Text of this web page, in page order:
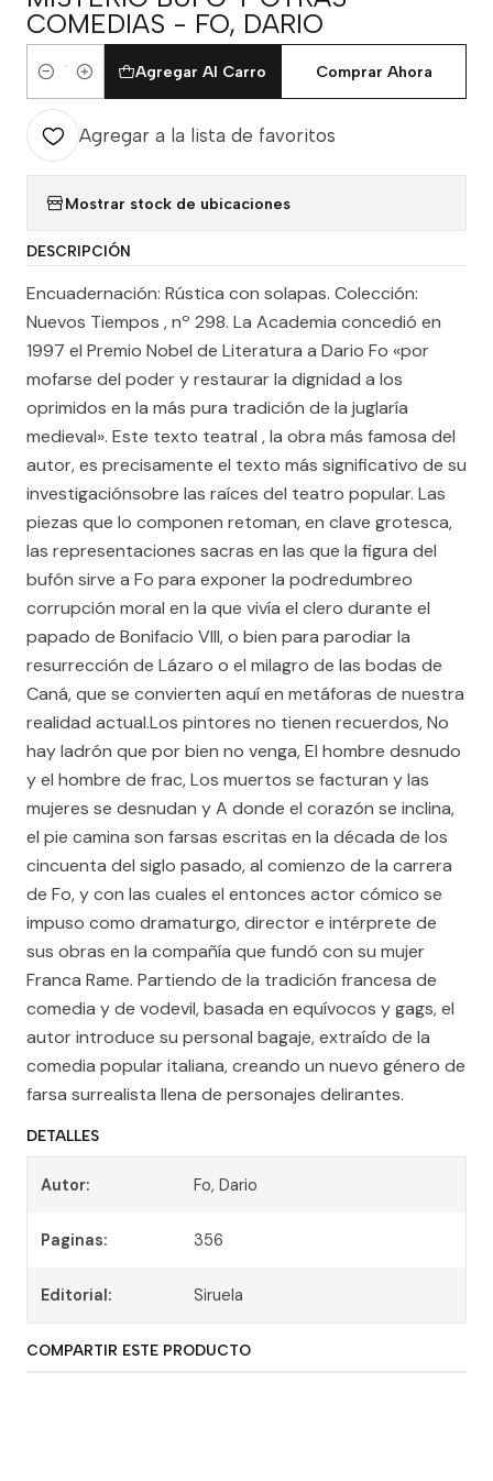
COMEDIAS - FO, DARIO
Cantidad
Agregar Al Carro Comprar Ahora
Agregar a la lista de favoritos
Mostrar stock de ubicaciones
DESCRIPCIÓN
Encuadernación: Rústica con solapas. Colección:
Nuevos Tiempos , nº 298. La Academia concedió en
1997 el Premio Nobel de Literatura a Dario Fo «por
mofarse del poder y restaurar la dignidad a los
oprimidos en la más pura tradición de la juglaría
medieval». Este texto teatral , la obra más famosa del
autor, es precisamente el texto más significativo de su
investigaciónsobre las raíces del teatro popular. Las
piezas que lo componen retoman, en clave grotesca,
las representaciones sacras en las que la figura del
bufón sirve a Fo para exponer la podredumbreo
corrupción moral en la que vivía el clero durante el
papado de Bonifacio VIII, o bien para parodiar la
resurrección de Lázaro o el milagro de las bodas de
Caná, que se convierten aquí en metáforas de nuestra
realidad actual.Los pintores no tienen recuerdos, No
hay ladrón que por bien no venga, El hombre desnudo
y el hombre de frac, Los muertos se facturan y las
mujeres se desnudan y A donde el corazón se inclina,
el pie camina son farsas escritas en la década de los
cincuenta del siglo pasado, al comienzo de la carrera
de Fo, y con las cuales el entonces actor cómico se
impuso como dramaturgo, director e intérprete de
sus obras en la compañía que fundó con su mujer
Franca Rame. Partiendo de la tradición francesa de
comedia y de vodevil, basada en equívocos y gags, el
autor introduce su personal bagaje, extraído de la
comedia popular italiana, creando un nuevo género de
farsa surrealista llena de personajes delirantes.
DETALLES
Autor: Fo, Dario
Paginas: 356
Editorial: Siruela
COMPARTIR ESTE PRODUCTO